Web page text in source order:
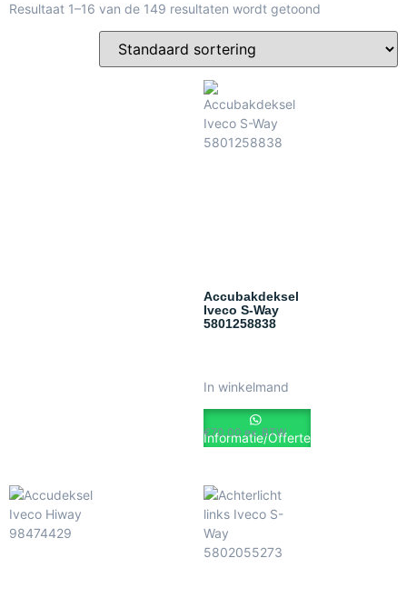
Resultaat 1–16 van de 149 resultaten wordt getoond
Accubakdeksel
Iveco S-Way
5801258838
€70.00 ex. BTW
In winkelmand
Informatie/Offerte